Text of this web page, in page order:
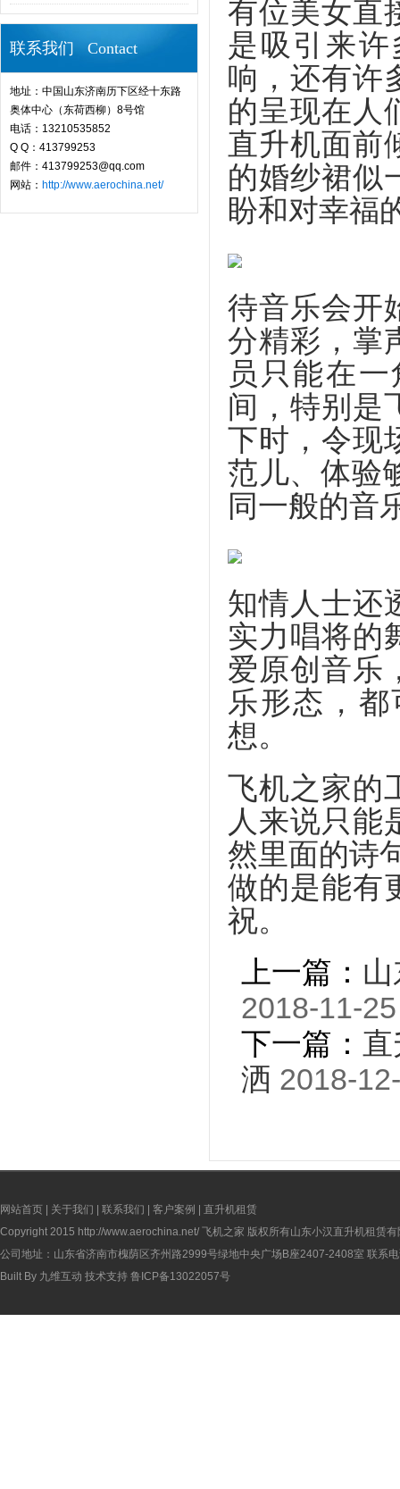
联系我们 Contact
地址：中国山东济南历下区经十东路
奥体中心（东荷西柳）8号馆
电话：13210535852
Q Q：413799253
邮件：413799253@qq.com
网站： http://www.aerochina.net/
有位美女直
是吸引来
响，还有许
的呈现在人
直升机面前
的婚纱裙似
盼和对幸福
待音乐会开
分精彩，掌
员只能在
间，特别是
下时，令现
范儿、体验
同一般的音
知情人士还
实力唱将的
爱原创音乐
乐形态，
想。
飞机之家的
人来说只能
然里面的诗
做的是能有
祝。
上一篇：
2018-11-
下一篇：
洒 2018-
网站首页 关于我们 联系我们 客户案例
直升机租赁
Copyright 2015 http://www.aerochina.net/ 飞机之家 版权所有山东小汉直升机租赁有
公司地址：山东省济南市槐荫区齐州路2999号绿地中央广场B座2407-2408室 联系
Built By 九维互动 技术支持 鲁ICP备13022057号